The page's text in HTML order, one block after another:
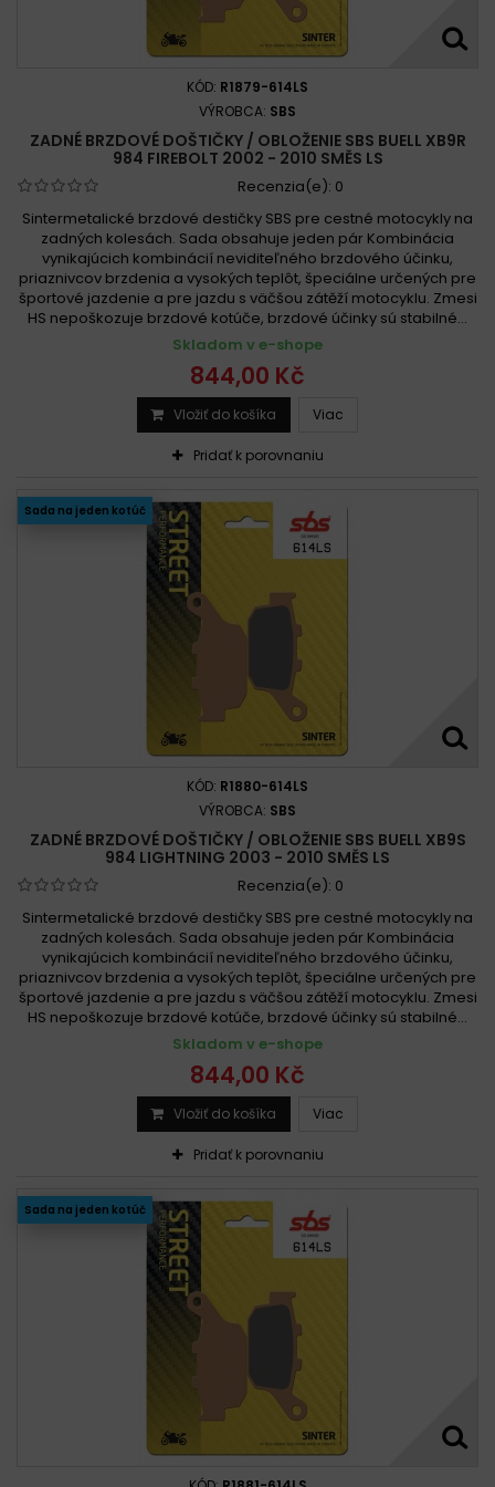
KÓD: R1879-614LS
VÝROBCA: SBS
ZADNÉ BRZDOVÉ DOŠTIČKY / OBLOŽENIE SBS BUELL XB9R
984 FIREBOLT 2002 - 2010 SMĚS LS
Recenzia(e): 0
Sintermetalické brzdové destičky SBS pre cestné motocykly na
zadných kolesách. Sada obsahuje jeden pár Kombinácia
vynikajúcich kombinácií neviditeľného brzdového účinku,
priaznivcov brzdenia a vysokých teplôt, špeciálne určených pre
športové jazdenie a pre jazdu s väčšou zátěží motocyklu. Zmesi
HS nepoškozuje brzdové kotúče, brzdové účinky sú stabilné...
Skladom v e-shope
844,00 Kč
Vložiť do košíka Viac
Pridať k porovnaniu
Sada na jeden kotúč
KÓD: R1880-614LS
VÝROBCA: SBS
ZADNÉ BRZDOVÉ DOŠTIČKY / OBLOŽENIE SBS BUELL XB9S
984 LIGHTNING 2003 - 2010 SMĚS LS
Recenzia(e): 0
Sintermetalické brzdové destičky SBS pre cestné motocykly na
zadných kolesách. Sada obsahuje jeden pár Kombinácia
vynikajúcich kombinácií neviditeľného brzdového účinku,
priaznivcov brzdenia a vysokých teplôt, špeciálne určených pre
športové jazdenie a pre jazdu s väčšou zátěží motocyklu. Zmesi
HS nepoškozuje brzdové kotúče, brzdové účinky sú stabilné...
Skladom v e-shope
844,00 Kč
Vložiť do košíka Viac
Pridať k porovnaniu
Sada na jeden kotúč